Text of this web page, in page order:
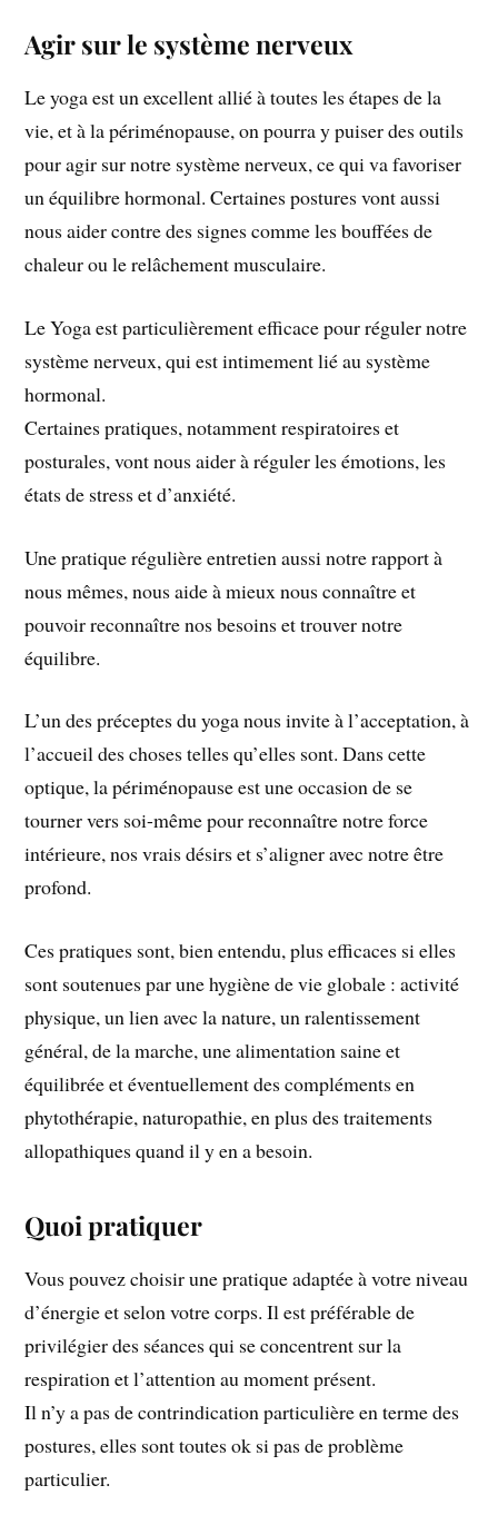
Agir sur le système nerveux
Le yoga est un excellent allié à toutes les étapes de la
vie, et à la périménopause, on pourra y puiser des outils
pour agir sur notre système nerveux, ce qui va favoriser
un équilibre hormonal. Certaines postures vont aussi
nous aider contre des signes comme les bouffées de
chaleur ou le relâchement musculaire.
Le Yoga est particulièrement efficace pour réguler notre
système nerveux, qui est intimement lié au système
hormonal.
Certaines pratiques, notamment respiratoires et
posturales, vont nous aider à réguler les émotions, les
états de stress et d’anxiété.
Une pratique régulière entretien aussi notre rapport à
nous mêmes, nous aide à mieux nous connaître et
pouvoir reconnaître nos besoins et trouver notre
équilibre.
L’un des préceptes du yoga nous invite à l’acceptation, à
l’accueil des choses telles qu’elles sont. Dans cette
optique, la périménopause est une occasion de se
tourner vers soi-même pour reconnaître notre force
intérieure, nos vrais désirs et s’aligner avec notre être
profond.
Ces pratiques sont, bien entendu, plus efficaces si elles
sont soutenues par une hygiène de vie globale : activité
physique, un lien avec la nature, un ralentissement
général, de la marche, une alimentation saine et
équilibrée et éventuellement des compléments en
phytothérapie, naturopathie, en plus des traitements
allopathiques quand il y en a besoin.
Quoi pratiquer
Vous pouvez choisir une pratique adaptée à votre niveau
d’énergie et selon votre corps. Il est préférable de
privilégier des séances qui se concentrent sur la
respiration et l’attention au moment présent.
Il n’y a pas de contrindication particulière en terme des
postures, elles sont toutes ok si pas de problème
particulier.